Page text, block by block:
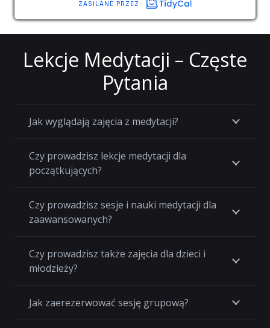
Lekcje Medytacji – Częste
Pytania
Jak wyglądają zajęcia z medytacji?
Czy prowadzisz lekcje medytacji dla
początkujących?
Czy prowadzisz sesje i nauki medytacji dla
zaawansowanych?
Czy prowadzisz także zajęcia dla dzieci i
młodzieży?
Jak zaerezerwować sesję grupową?